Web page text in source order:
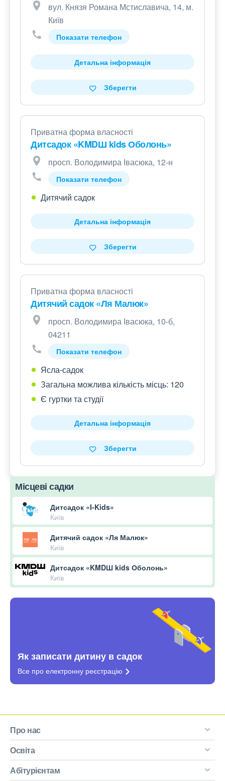
вул. Князя Романа Мстиславича, 14, м.
Київ
Показати телефон
Детальна інформація
Зберегти
Приватна форма власності
Дитсадок «KMDШ kids Оболонь»
просп. Володимира Івасюка, 12-н
Показати телефон
Дитячий садок
Детальна інформація
Зберегти
Приватна форма власності
Дитячий садок «Ля Малюк»
просп. Володимира Івасюка, 10-б,
04211
Показати телефон
Ясла-садок
Загальна можлива кількість місць: 120
Є гуртки та студії
Детальна інформація
Зберегти
Місцеві садки
Дитсадок «I-Kids»
Київ
Дитячий садок «Ля Малюк»
Київ
Дитсадок «KMDШ kids Оболонь»
Київ
Як записати дитину в садок
Все про електронну реєстрацію
Про нас
Освіта
Абітурієнтам